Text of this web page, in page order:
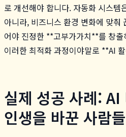
로 개선해야 합니다. 자동화 시스템
아니라, 비즈니스 환경 변화에 맞춰
어야 진정한 **고부가가치**를 창
이러한 최적화 과정이야말로 **AI
실제 성공 사례:
인생을 바꾼 사람들